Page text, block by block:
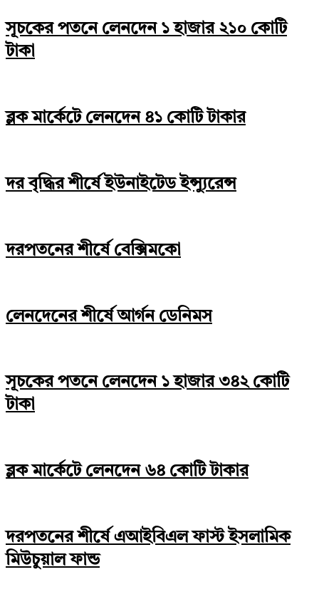
সূচকের পতনে লেনদেন ১ হাজার ২১০ কোটি
টাকা
ব্লক মার্কেটে লেনদেন ৪১ কোটি টাকার
দর বৃদ্ধির শীর্ষে ইউনাইটেড ইন্স্যুরেন্স
দরপতনের শীর্ষে বেক্সিমকো
লেনদেনের শীর্ষে আর্গন ডেনিমস
সূচকের পতনে লেনদেন ১ হাজার ৩৪২ কোটি
টাকা
ব্লক মার্কেটে লেনদেন ৬৪ কোটি টাকার
দরপতনের শীর্ষে এআইবিএল ফাস্ট ইসলামিক
মিউচুয়াল ফান্ড